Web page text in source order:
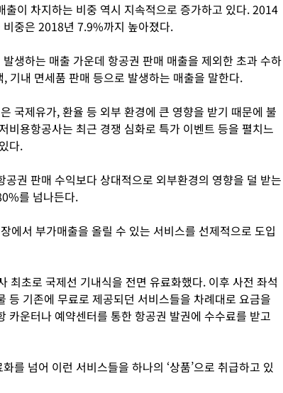
출이 차지하는 비중 역시 지속적으로 증가하고 있다. 2014
중은 2018년 7.9%까지 높아졌다.
생하는 매출 가운데 항공권 판매 매출을 제외한 초과 수하
기내 면세품 판매 등으로 발생하는 매출을 말한다.
국제유가, 환율 등 외부 환경에 큰 영향을 받기 때문에 불
비용항공사는 최근 경쟁 심화로 특가 이벤트 등을 펼치느
다.
권 판매 수익보다 상대적으로 외부환경의 영향을 덜 받는
를 넘나든다.
에서 부가매출을 올릴 수 있는 서비스를 선제적으로 도입
최초로 국제선 기내식을 전면 유료화했다. 이후 사전 좌석
등 기존에 무료로 제공되던 서비스들을 차례대로 요금을
카운터나 예약센터를 통한 항공권 발권에 수수료를 받고
를 넘어 이런 서비스들을 하나의 ‘상품’으로 취급하고 있